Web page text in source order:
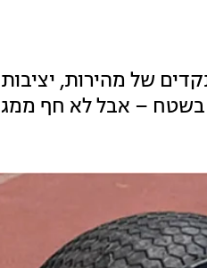
של מהירות,
– אבל לא חף